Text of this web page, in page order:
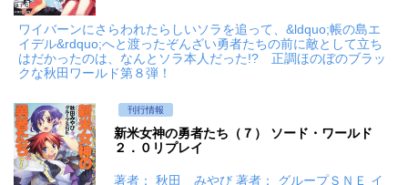
ワイバーンにさらわれたらしいソラを追って、&ldquo;帳の島エ
イデル&rdquo;へと渡ったぞんざい勇者たちの前に敵として立ち
はだかったのは、なんとソラ本人だった!? 正調ほのぼのブラッ
クな秋田ワールド第８弾！
刊行情報
新米女神の勇者たち（７） ソード・ワールド
２．０リプレイ
著者： 秋田 みやび 著者： グループＳＮＥ イ